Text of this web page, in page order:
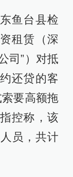
鱼台县检
租赁（深
司”）对抵
还贷的客
索要高额拖
控称，该
员，共计